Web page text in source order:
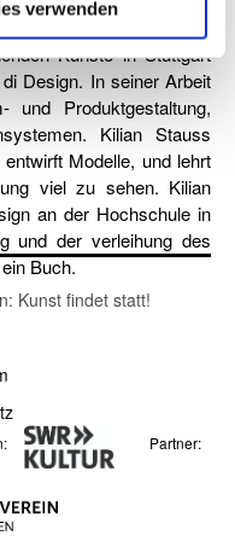
verwenden
Stauss. Er studierte an
Künste in Stuttgart
Design. In seiner Arbeit
Produktgestaltung,
Kilian Stauss
Modelle, und lehrt
viel zu sehen. Kilian
an der Hochschule in
und der verleihung des
Buch.
Kunst findet statt!
Partner: